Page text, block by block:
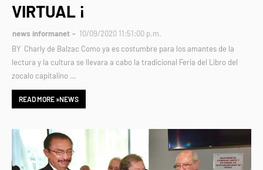
VIRTUAL ¡
news informanet
10/09/2020 11:51:00 p.m.
BY Charly de Balzac Como ya es costumbre para los amantes de la
lectura y la cultura se llevara a cabo la tradicional Feria del Libro del
zocalo capitalino …
READ MORE »NEWS